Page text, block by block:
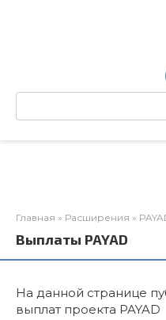
Поиск:
Главная » Расширения »
Выплаты PAYAD
На данной странице
выплат проекта PAYAD